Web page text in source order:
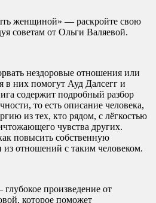
женщиной» — раскройте свою
советам от Ольги Валяевой.
нездоровые отношения или
в них помогут Ауд Далсегг и
содержит подробный разбор
то есть описание человека,
из тех, кто рядом, с лёгкостью
чувства других.
повысить собственную
отношений с таким человеком.
произведение от
которое поможет